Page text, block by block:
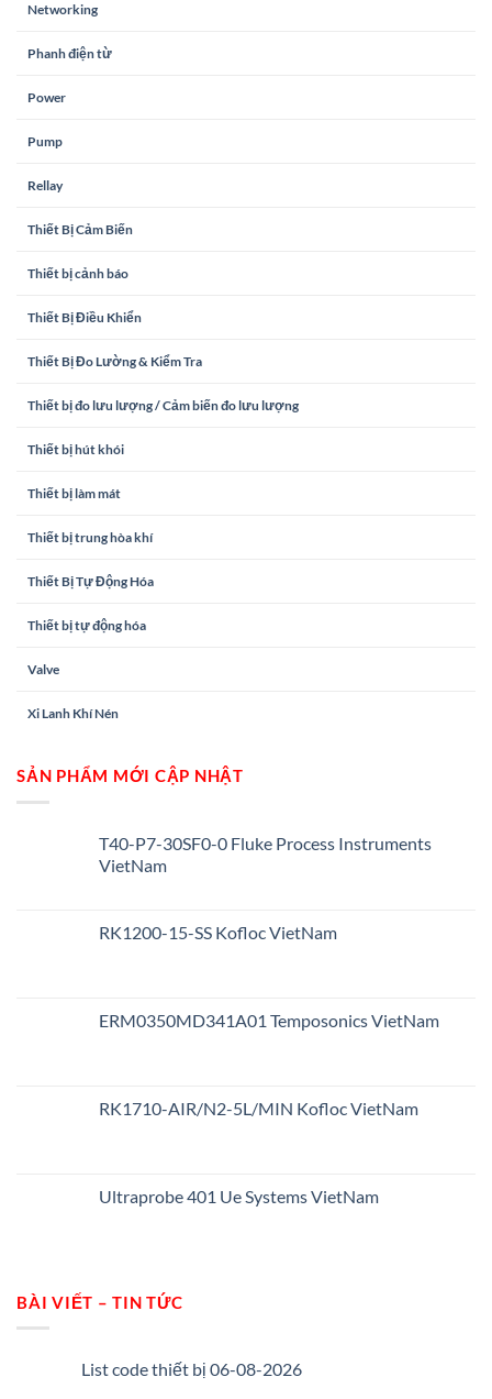
Networking
Phanh điện từ
Power
Pump
Rellay
Thiết Bị Cảm Biến
Thiết bị cảnh báo
Thiết Bị Điều Khiển
Thiết Bị Đo Lường & Kiểm Tra
Thiết bị đo lưu lượng / Cảm biến đo lưu lượng
Thiết bị hút khói
Thiết bị làm mát
Thiết bị trung hòa khí
Thiết Bị Tự Động Hóa
Thiết bị tự động hóa
Valve
Xi Lanh Khí Nén
SẢN PHẨM MỚI CẬP NHẬT
T40-P7-30SF0-0 Fluke Process Instruments
VietNam
RK1200-15-SS Kofloc VietNam
ERM0350MD341A01 Temposonics VietNam
RK1710-AIR/N2-5L/MIN Kofloc VietNam
Ultraprobe 401 Ue Systems VietNam
BÀI VIẾT – TIN TỨC
List code thiết bị 06-08-2026